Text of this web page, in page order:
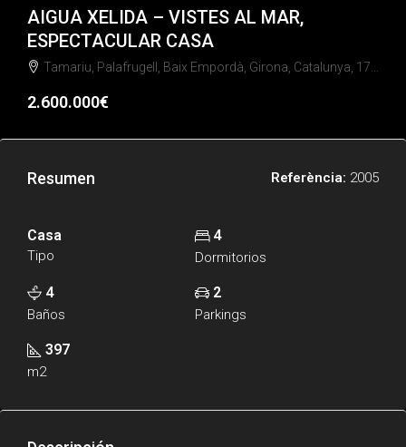
AIGUA XELIDA – VISTES AL MAR,
ESPECTACULAR CASA
Tamariu, Palafrugell, Baix Empordà, Girona, Catalunya, 17212, España
2.600.000€
Resumen Referència: 2005
Casa
Tipo
4
Dormitorios
4
Baños
2
Parkings
397
m2